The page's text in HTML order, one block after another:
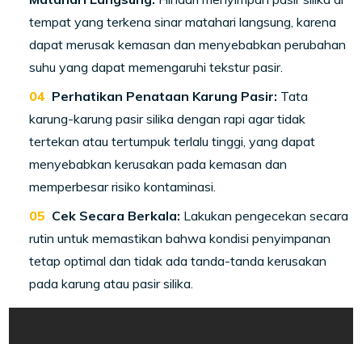
tempat yang terkena sinar matahari langsung, karena
dapat merusak kemasan dan menyebabkan perubahan
suhu yang dapat memengaruhi tekstur pasir.
Perhatikan Penataan Karung Pasir: Tata
karung-karung pasir silika dengan rapi agar tidak
tertekan atau tertumpuk terlalu tinggi, yang dapat
menyebabkan kerusakan pada kemasan dan
memperbesar risiko kontaminasi.
Cek Secara Berkala: Lakukan pengecekan secara
rutin untuk memastikan bahwa kondisi penyimpanan
tetap optimal dan tidak ada tanda-tanda kerusakan
pada karung atau pasir silika.